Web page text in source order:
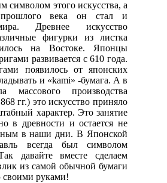
символом этого искусства, а
века он стал и
Древнее искусство
фигурки из листка
на Востоке. Японцы
развивается с 610 года.
появилось от японских
и «kami» -бумага. А в
массового производства
гг.) это искусство приняло
характер. Это занятие
в древности и остается не
в наши дни. В Японской
всегда был символом
давайте вместе сделаем
из самой обычной бумаги
своими руками!